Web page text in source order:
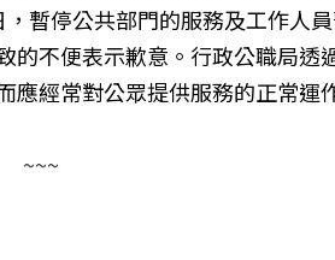
暫停公共部門的服務及工作人
的不便表示歉意。行政公職局透
經常對公眾提供服務的正常運
~~~